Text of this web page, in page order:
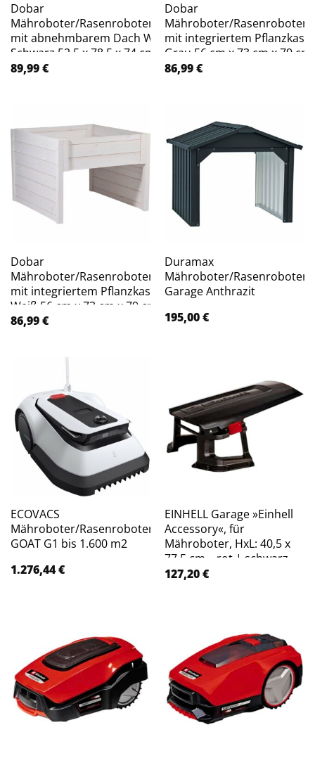
Dobar
Mähroboter/Rasenrobotergarage
mit abnehmbarem Dach Weiß
Schwarz 52,5 x 78,5 x 74 cm
89,99€
Dobar
Mähroboter/
mit integriertem
Grau 56 cm x 73 cm x 79 cm
86,99€
Dobar
Mähroboter/Rasenrobotergarage
mit integriertem Pflanzkasten
Weiß 56 cm x 73 cm x 79 cm
86,99€
Duramax
Mähroboter/Rasenroboter-
Garage Anthrazit
195,00€
ECOVACS
Mähroboter/Rasenroboter
GOAT G1 bis 1.600 m2
1.276,44€
EINHELL Garage »Einhell
Accessory«, für
Mähroboter, HxL: 40,5 x
77,5 cm – rot | schwarz
127,20€